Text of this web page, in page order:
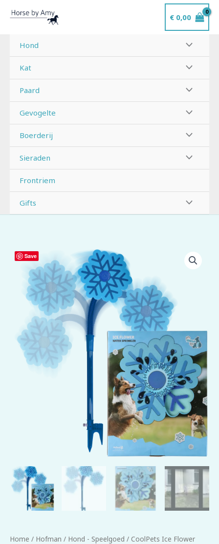
naar
inhoud
€0,00
Hond
Kat
Paard
Gevogelte
Boerderij
Sieraden
Frontriem
Gifts
Save
Home / Hofman / Hond - Speelgoed / CoolPets Ice Flower
CoolPets
Ice
Flower
aantal